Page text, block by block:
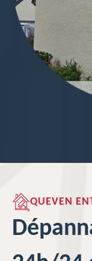
QUEVEN